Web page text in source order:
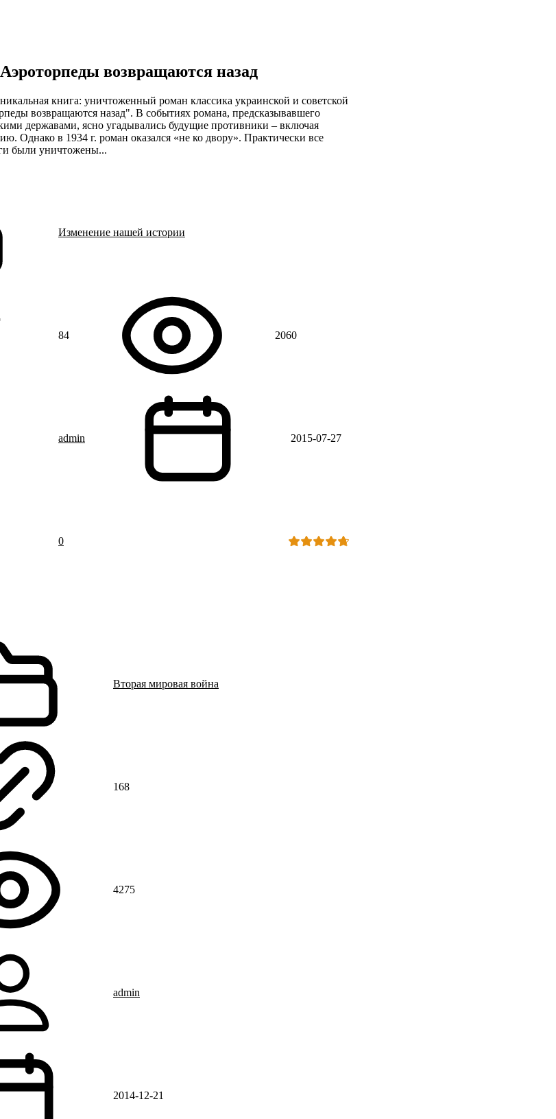
возвращаются назад
книга: уничтоженный роман классика украинской и советской
возвращаются назад". В событиях романа, предсказывавшего
державами, ясно угадывались будущие противники – включая
Однако в 1934 г. роман оказался «не ко двору». Практически все
были уничтожены...
Изменение нашей истории
84 2060
admin 2015-07-27
0
Вторая мировая война
168
4275
admin
2014-12-21